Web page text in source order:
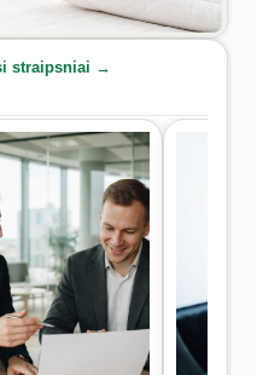
straipsniai →